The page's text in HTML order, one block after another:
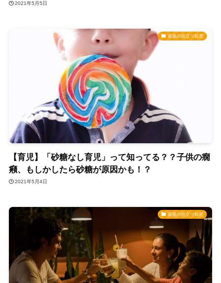
2021年5月5日
家族の役立つ知恵
【育児】「砂糖なし育児」って知ってる？？子供の癇
癪、もしかしたら砂糖が原因かも！？
2021年5月4日
家族の役立つ知恵